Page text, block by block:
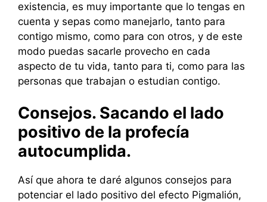
existencia, es muy importante que lo tengas en
cuenta y sepas como manejarlo, tanto para
contigo mismo, como para con otros, y de este
modo puedas sacarle provecho en cada
aspecto de tu vida, tanto para ti, como para las
personas que trabajan o estudian contigo.
Consejos. Sacando el lado
positivo de la profecía
autocumplida.
Así que ahora te daré algunos consejos para
potenciar el lado positivo del efecto Pigmalión,